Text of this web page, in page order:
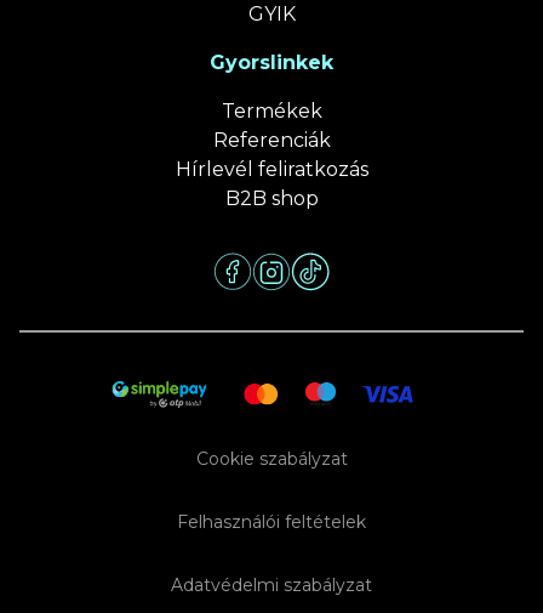
GYIK
Gyorslinkek
Termékek
Referenciák
Hírlevél feliratkozás
B2B shop
Adatvédelmi szabályzat
Felhasználói feltételek
Cookie szabályzat